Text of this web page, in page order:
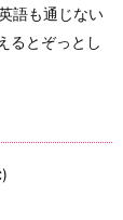
語も通じない
るとぞっとし